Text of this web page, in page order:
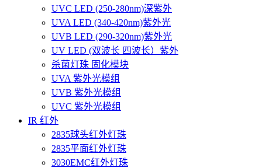
UVC LED (250-280nm)深紫外
UVA LED (340-420nm)紫外光
UVB LED (290-320nm)紫外光
UV LED (双波长 四波长）紫外
杀菌灯珠 固化模块
UVA 紫外光模组
UVB 紫外光模组
UVC 紫外光模组
IR 红外
2835球头红外灯珠
2835平面红外灯珠
3030EMC红外灯珠